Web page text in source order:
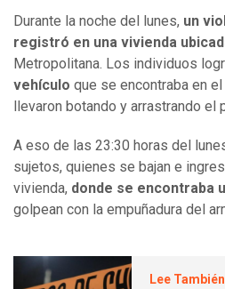
Durante la noche del lunes, un
registró en una vivienda
Metropolitana. Los individuos
vehículo que se encontraba en
llevaron botando y arrastrando el
A eso de las 23:30 horas del
sujetos, quienes se bajan e
vivienda, donde se encontraba
golpean con la empuñadura del
Lee